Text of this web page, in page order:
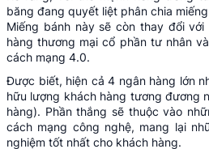
băng đang quyết liệt phân chia
Miếng bánh này sẽ còn thay đổi
hàng thương mại cổ phần tư nhân
cách mạng 4.0.
Được biết, hiện cả 4 ngân hàng lớn
hữu lượng khách hàng tương đương
hàng). Phần thắng sẽ thuộc vào
cách mạng công nghệ, mang lại
nghiệm tốt nhất cho khách hàng.